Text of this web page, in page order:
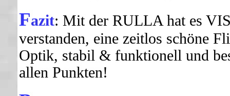
Fazit: Mit der RULLA hat es
verstanden, eine zeitlos schöne
Optik, stabil & funktionell und
allen Punkten!